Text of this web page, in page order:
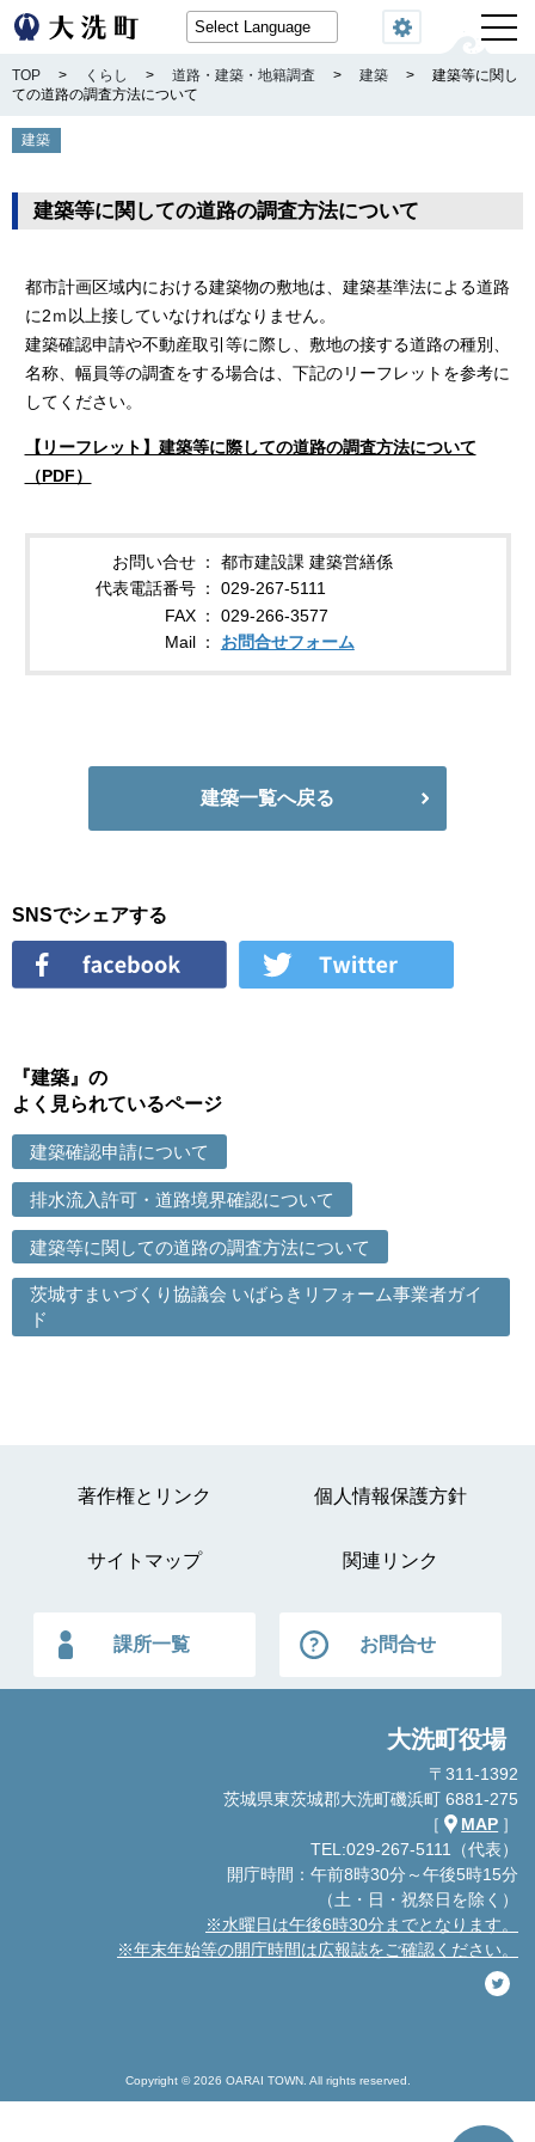
閲覧機能
TOP > くらし > 道路・建築・地籍調査 > 建築 >
建築等に関し
ての道路の調査方法について
建築
建築等に関しての道路の調査方法について
都市計画区域内における建築物の敷地は、建築基準法による道路
に2ｍ以上接していなければなりません。
建築確認申請や不動産取引等に際し、敷地の接する道路の種別、
名称、幅員等の調査をする場合は、下記のリーフレットを参考に
してください。
【リーフレット】建築等に際しての道路の調査方法について
（PDF）
お問い合せ
都市建設課 建築営繕係
代表電話番号
029-267-5111
FAX
029-266-3577
Mail
お問合せフォーム
建築一覧へ戻る
SNSでシェアする
『建築』の
よく見られているページ
建築確認申請について
排水流入許可・道路境界確認について
建築等に関しての道路の調査方法について
茨城すまいづくり協議会 いばらきリフォーム事業者ガイ
ド
著作権とリンク 個人情報保護方針
サイトマップ 関連リンク
課所一覧 お問合せ
大洗町役場
〒311-1392
茨城県東茨城郡大洗町磯浜町 6881-275
［
MAP ］
TEL:029-267-5111（代表）
開庁時間：午前8時30分～午後5時15分
（土・日・祝祭日を除く）
※水曜日は午後6時30分までとなります。
※年末年始等の開庁時間は広報誌をご確認ください。
Copyright © 2026 OARAI TOWN. All rights reserved.